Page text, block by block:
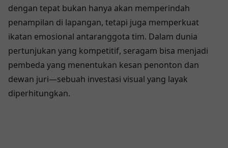
dengan tepat bukan hanya akan memperindah
penampilan di lapangan, tetapi juga memperkuat
ikatan emosional antaranggota tim. Dalam dunia
pertunjukan yang kompetitif, seragam bisa menjadi
pembeda yang menentukan kesan penonton dan
dewan juri—sebuah investasi visual yang layak
diperhitungkan.